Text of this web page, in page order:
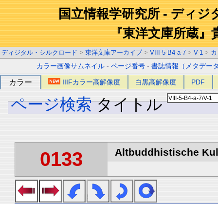
国立情報学研究所 - ディジ
『東洋文庫所蔵』
ディジタル・シルクロード > 東洋文庫アーカイブ > VIII-5-B4-a-7 > V-1 >
カラー画像サムネイル -ページ番号 -書誌情報（メタデー
カラー IIIFカラー高解像度 白黒高解像度 PDF
ページ検索 タイトル
0133 Altbuddhistische